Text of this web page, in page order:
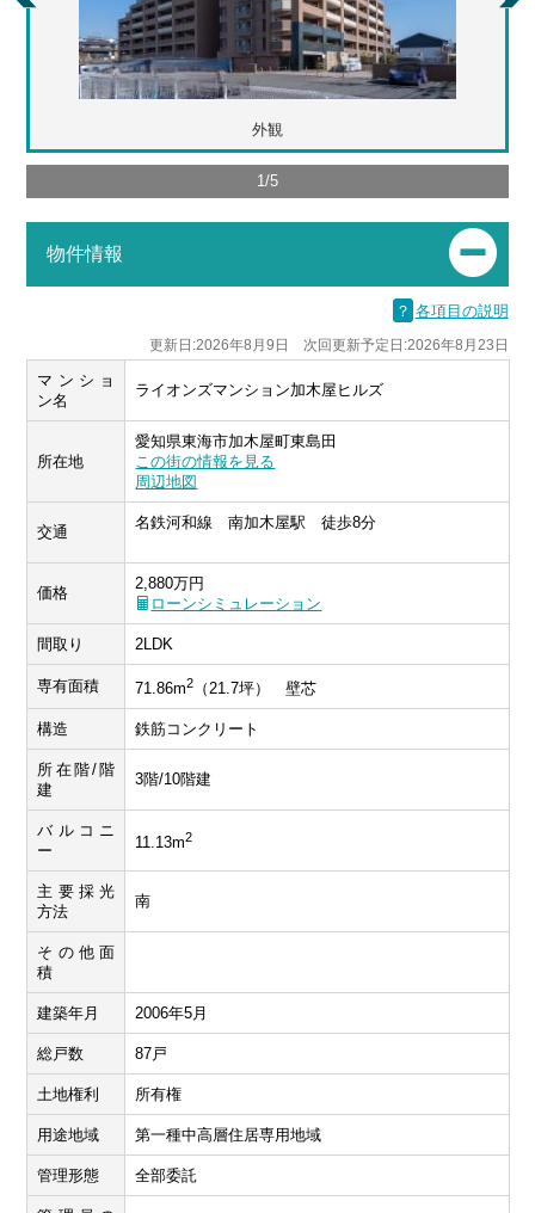
外観
1/5
物件情報
？ 各項目の説明
更新日:2026年8月9日 次回更新予定日:2026年8月23日
マンショ
ン名
ライオンズマンション加木屋ヒルズ
所在地
愛知県東海市加木屋町東島田
この街の情報を見る
周辺地図
交通
名鉄河和線 南加木屋駅 徒歩8分
価格
2,880万円
ローンシミュレーション
間取り 2LDK
専有面積 71.86m2 （21.7坪） 壁芯
構造 鉄筋コンクリート
所在階/階
建
3階/10階建
バルコニ
ー
11.13m2
主要採光
方法
南
その他面
積
建築年月 2006年5月
総戸数 87戸
土地権利 所有権
用途地域 第一種中高層住居専用地域
管理形態 全部委託